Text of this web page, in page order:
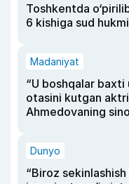
Toshkentda
6 kishiga sud
Madaniyat
“U boshqalar baxti
otasini kutgan
Ahmedovaning
Dunyo
“Biroz